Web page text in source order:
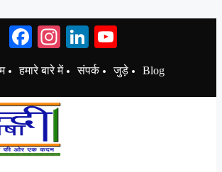
Facebook
Instagram
LinkedIn
हमारे बारे में संपर्क जुड़े Blog